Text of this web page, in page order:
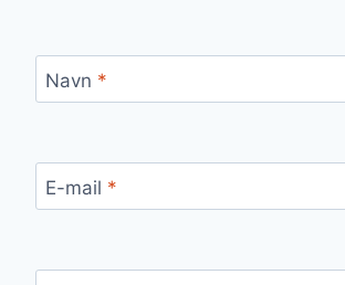
Navn *
E-mail *